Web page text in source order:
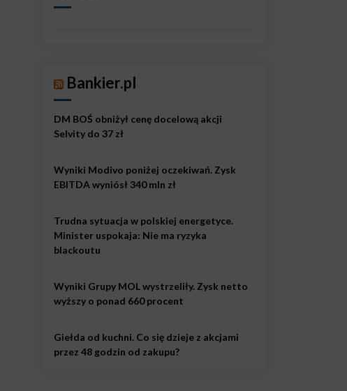
Bankier.pl
DM BOŚ obniżył cenę docelową akcji
Selvity do 37 zł
Wyniki Modivo poniżej oczekiwań. Zysk
EBITDA wyniósł 340 mln zł
Trudna sytuacja w polskiej energetyce.
Minister uspokaja: Nie ma ryzyka
blackoutu
Wyniki Grupy MOL wystrzeliły. Zysk netto
wyższy o ponad 660 procent
Giełda od kuchni. Co się dzieje z akcjami
przez 48 godzin od zakupu?